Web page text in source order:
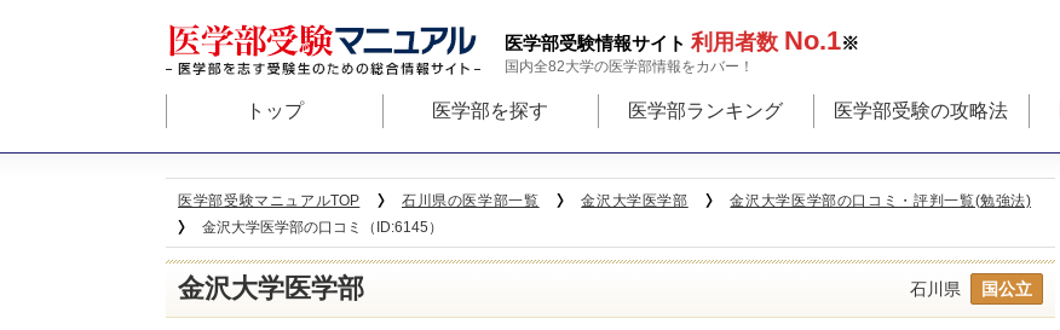
医学部受験情報サイト 利用者数 No.1※
国内全82大学の医学部情報をカバー！
トップ 医学部を探す 医学部ランキング 医学部受験の攻略法
医学部受験マニュアルTOP 石川県の医学部一覧 金沢大学医学部
金沢大学医学部の口コミ・評判一覧(勉強法)
金沢大学医学部の口コミ（ID:6145）
金沢大学医学部 石川県 国公立